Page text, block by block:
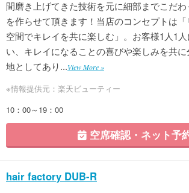
間磨き上げてきた技術を元に細部までこだ
を作らせて頂きます！当店のコンセプトは
空間でキレイを共に楽しむ」。お客様1人1
い、キレイになることの喜びや楽しみを共
地としてあり...View More »
※情報提供元：楽天ビューティー
10：00～19：00
空席確認・ネット予
hair factory DUB-R